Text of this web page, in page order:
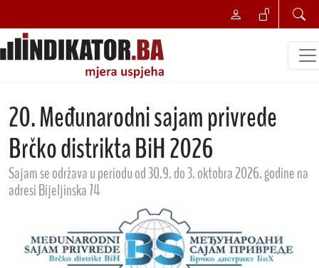
20. Međunarodni sajam privrede
Brčko distrikta BiH 2026
Sajam se održava u periodu od 30.9. do 3. oktobra 2026. godine na
adresi Bijeljinska 74